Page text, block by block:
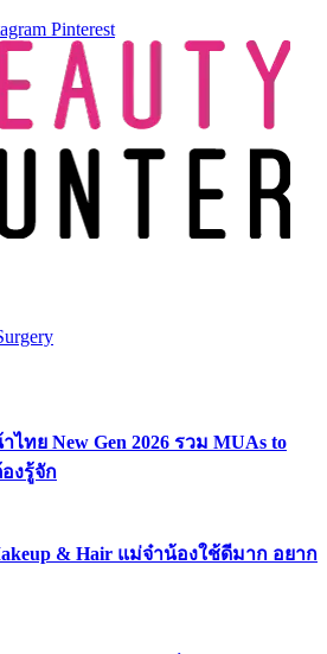
Pinterest
ไทย New Gen 2026 รวม MUAs to
งรู้จัก
& Hair แม่จ๋าน้องใช้ดีมาก อยาก